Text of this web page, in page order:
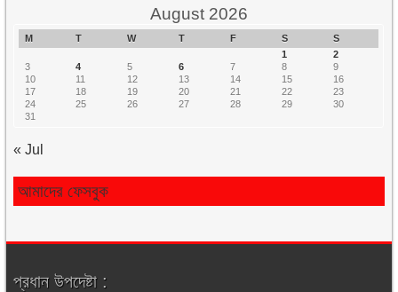
August 2026
M T W T F S
S
1
2
3
4 5 6 7 8
9
10
11 12 13 14 15
16
17
18 19 20 21 22
23
24
25 26 27 28 29
30
31
« Jul
আমাদের ফেসবুক
প্রধান উপদেষ্টা :